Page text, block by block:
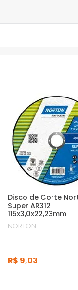
Disco de Corte
Super AR312
115x3,0x22,23mm
NORTON
R$ 9,03